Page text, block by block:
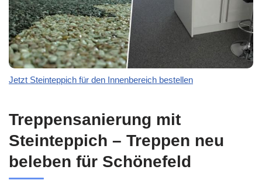
Jetzt Steinteppich für den Innenbereich bestellen
Treppensanierung mit
Steinteppich – Treppen neu
beleben für Schönefeld